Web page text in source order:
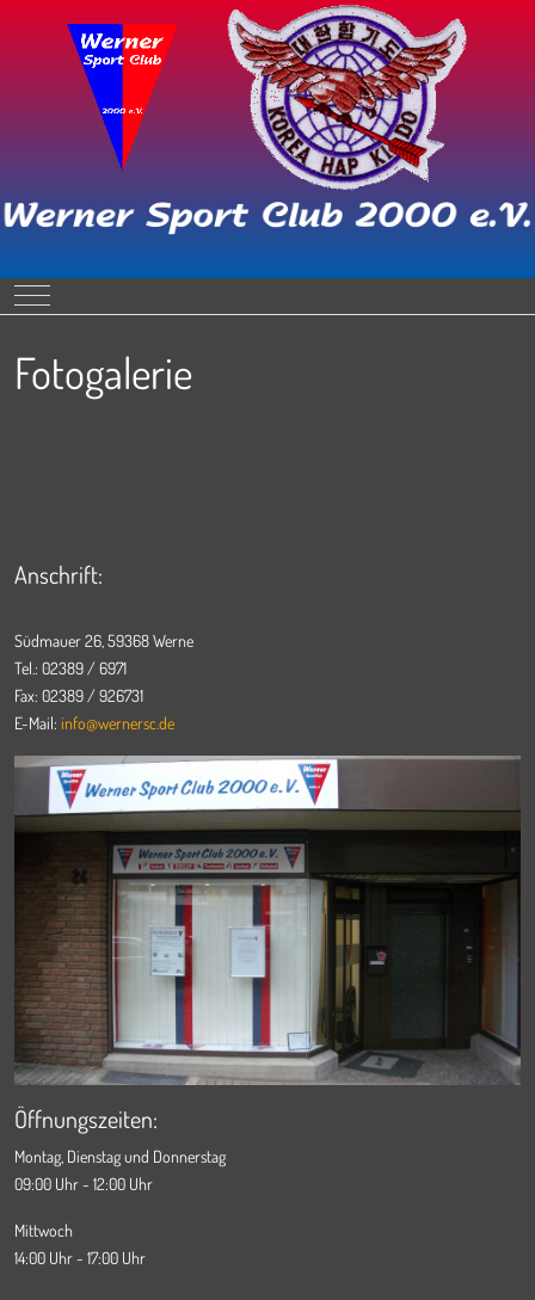
Mobile Menu Toggle
Fotogalerie
Anschrift:
Südmauer 26, 59368 Werne
Tel.: 02389 / 6971
Fax: 02389 / 926731
E-Mail: info@wernersc.de
Öffnungszeiten:
Montag, Dienstag und Donnerstag
09:00 Uhr - 12:00 Uhr
Mittwoch
14:00 Uhr - 17:00 Uhr